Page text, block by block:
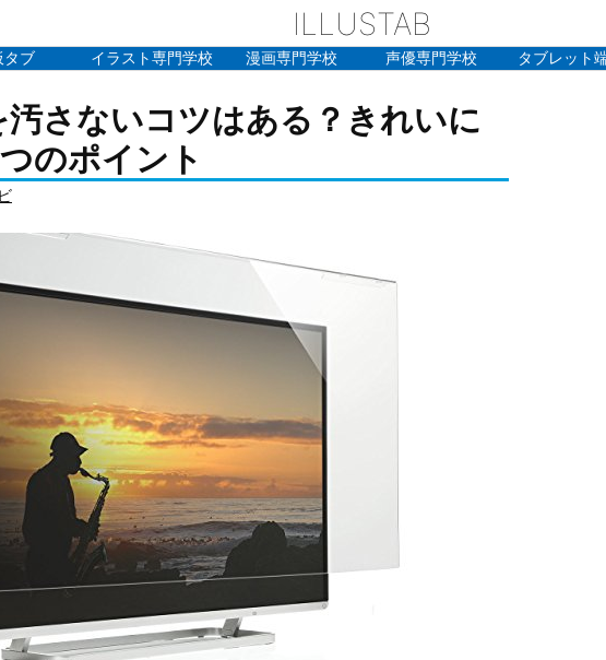
ILLUSTAB
タブ イラスト専門学校 漫画専門学校 声優専門学校 タブレット
さないコツはある？きれいに
のポイント